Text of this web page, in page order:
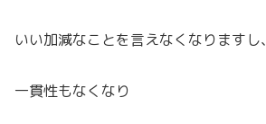
いい加減なことを言えなくなりますし、
一貫性もなくなり